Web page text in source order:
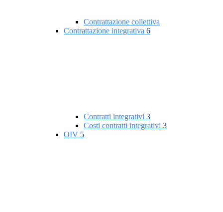
Contrattazione collettiva
Contrattazione integrativa 6
Contratti integrativi 3
Costi contratti integrativi 3
OIV 5